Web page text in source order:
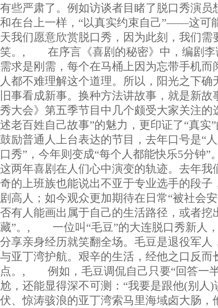
有些严肃了。例如访谈者目睹了脱口秀演员
和在台上一样，“以真实约束自己”——这可
天我们愿意欣赏脱口秀，因为此刻，我们需
笑。, 在序言《喜剧的秘密》中，编剧李
需求是刚需，每个在马桶上因为忘带手机而
人都不难理解这个道理。所以，阳光之下确
旧事看成新事。换种方法讲故事，就是
秀大会》第五季节目中几个颇受大家关注的
述老百姓自己故事”的魅力，更印证了“真
鼓励普通人上台表达的节目，去年口号是“
口秀”，今年则变成“每个人都能快乐5分钟”
这两年喜剧在人们心中演变的轨迹。去年我
奇的上班族也能说出不亚于专业选手的段子
剧高人；如今观众更加期待在日常“被社会
否有人能画出属于自己的生活路径，或者挖
藏”。, 一位叫“毛豆”的大连脱口秀新人
分享亲身经历就笑翻全场。毛豆是退役军人
与亚丁湾护航。艰辛的生活，经他之口反而
点。, 例如，毛豆调侃自己只要“回答一
尬，还能显得深不可测：“我要是跟他(别人
伏、惊涛骇浪的亚丁湾索马里海域卤大肠，